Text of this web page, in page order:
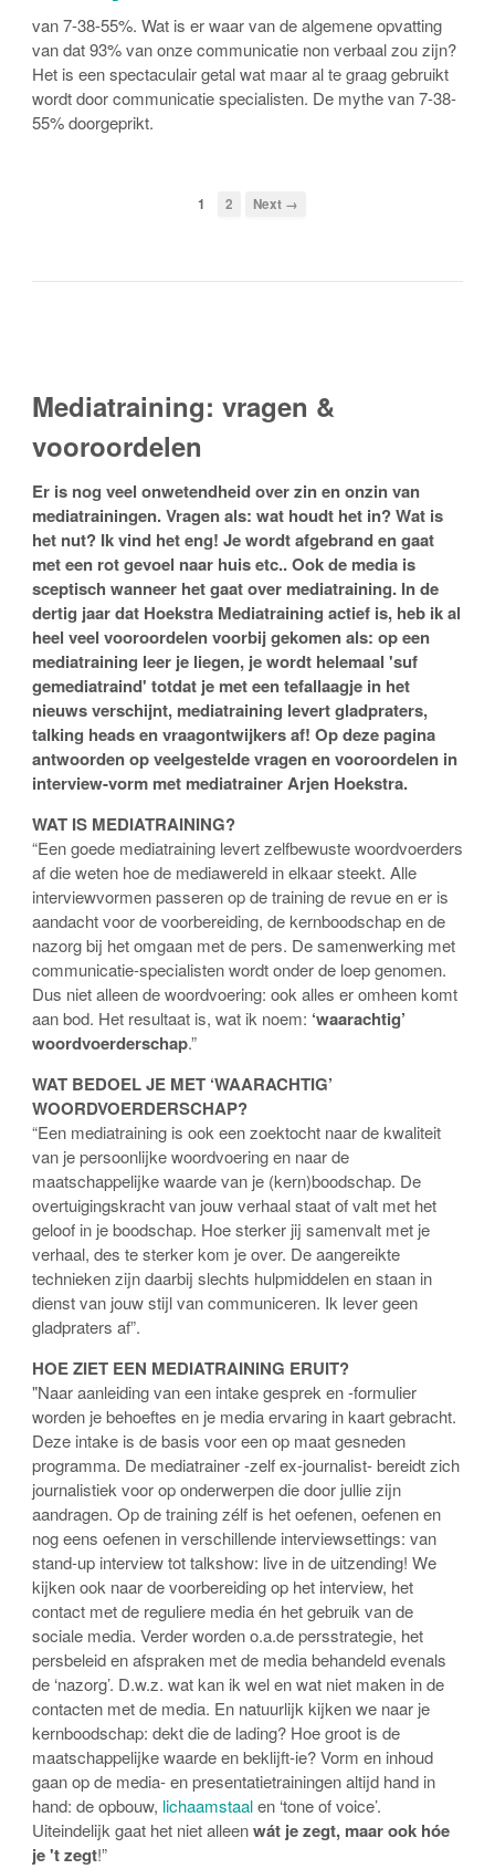
van 7-38-55%. Wat is er waar van de algemene opvatting
van dat 93% van onze communicatie non verbaal zou zijn?
Het is een spectaculair getal wat maar al te graag gebruikt
wordt door communicatie specialisten. De mythe van 7-38-
55% doorgeprikt.
1 2 Next →
Mediatraining: vragen &
vooroordelen
Er is nog veel onwetendheid over zin en onzin van
mediatrainingen. Vragen als: wat houdt het in? Wat is
het nut? Ik vind het eng! Je wordt afgebrand en gaat
met een rot gevoel naar huis etc.. Ook de media is
sceptisch wanneer het gaat over mediatraining. In de
dertig jaar dat Hoekstra Mediatraining actief is, heb ik al
heel veel vooroordelen voorbij gekomen als: op een
mediatraining leer je liegen, je wordt helemaal 'suf
gemediatraind' totdat je met een tefallaagje in het
nieuws verschijnt, mediatraining levert gladpraters,
talking heads en vraagontwijkers af! Op deze pagina
antwoorden op veelgestelde vragen en vooroordelen in
interview-vorm met mediatrainer Arjen Hoekstra.
WAT IS MEDIATRAINING?
“Een goede mediatraining levert zelfbewuste woordvoerders
af die weten hoe de mediawereld in elkaar steekt. Alle
interviewvormen passeren op de training de revue en er is
aandacht voor de voorbereiding, de kernboodschap en de
nazorg bij het omgaan met de pers. De samenwerking met
communicatie-specialisten wordt onder de loep genomen.
Dus niet alleen de woordvoering: ook alles er omheen komt
aan bod. Het resultaat is, wat ik noem: ‘waarachtig’
woordvoerderschap.”
WAT BEDOEL JE MET ‘WAARACHTIG’
WOORDVOERDERSCHAP?
“Een mediatraining is ook een zoektocht naar de kwaliteit
van je persoonlijke woordvoering en naar de
maatschappelijke waarde van je (kern)boodschap. De
overtuigingskracht van jouw verhaal staat of valt met het
geloof in je boodschap. Hoe sterker jij samenvalt met je
verhaal, des te sterker kom je over. De aangereikte
technieken zijn daarbij slechts hulpmiddelen en staan in
dienst van jouw stijl van communiceren. Ik lever geen
gladpraters af”.
HOE ZIET EEN MEDIATRAINING ERUIT?
"Naar aanleiding van een intake gesprek en -formulier
worden je behoeftes en je media ervaring in kaart gebracht.
Deze intake is de basis voor een op maat gesneden
programma. De mediatrainer -zelf ex-journalist- bereidt zich
journalistiek voor op onderwerpen die door jullie zijn
aandragen. Op de training zélf is het oefenen, oefenen en
nog eens oefenen in verschillende interviewsettings: van
stand-up interview tot talkshow: live in de uitzending! We
kijken ook naar de voorbereiding op het interview, het
contact met de reguliere media én het gebruik van de
sociale media. Verder worden o.a.de persstrategie, het
persbeleid en afspraken met de media behandeld evenals
de ‘nazorg’. D.w.z. wat kan ik wel en wat niet maken in de
contacten met de media. En natuurlijk kijken we naar je
kernboodschap: dekt die de lading? Hoe groot is de
maatschappelijke waarde en beklijft-ie? Vorm en inhoud
gaan op de media- en presentatietrainingen altijd hand in
hand: de opbouw, lichaamstaalen ‘tone of voice’.
Uiteindelijk gaat het niet alleenwát je zegt, maar ook hóe
je 't zegt!”